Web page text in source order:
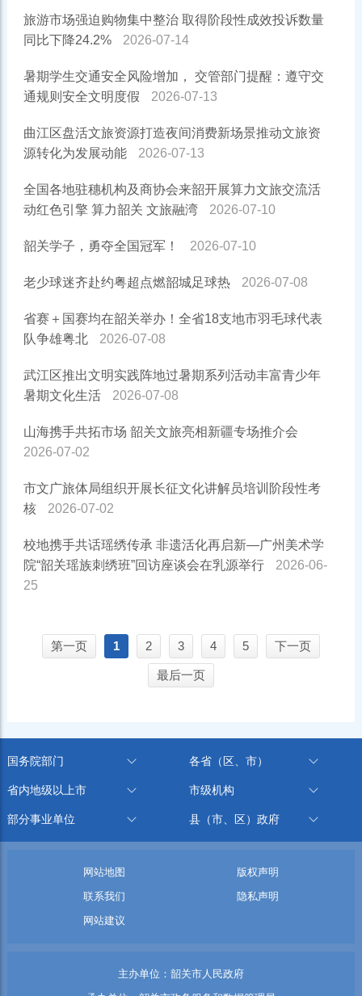
旅游市场强迫购物集中整治 取得阶段性成效投诉数量
同比下降24.2%
2026-07-14
暑期学生交通安全风险增加， 交管部门提醒：遵守交
通规则安全文明度假
2026-07-13
曲江区盘活文旅资源打造夜间消费新场景推动文旅资
源转化为发展动能
2026-07-13
全国各地驻穗机构及商协会来韶开展算力文旅交流活
动红色引擎 算力韶关 文旅融湾
2026-07-10
韶关学子，勇夺全国冠军！ 2026-07-10
老少球迷齐赴约粤超点燃韶城足球热 2026-07-08
省赛＋国赛均在韶关举办！全省18支地市羽毛球代表
队争雄粤北
2026-07-08
武江区推出文明实践阵地过暑期系列活动丰富青少年
暑期文化生活
2026-07-08
山海携手共拓市场 韶关文旅亮相新疆专场推介会
2026-07-02
市文广旅体局组织开展长征文化讲解员培训阶段性考
核
2026-07-02
校地携手共话瑶绣传承 非遗活化再启新—广州美术学
院“韶关瑶族刺绣班”回访座谈会在乳源举行
2026-06-
25
第一页 1 2 3 4 5 下一页
最后一页
国务院部门 各省（区、市）
省内地级以上市 市级机构
部分事业单位 县（市、区）政府
网站地图
版权声明
联系我们
隐私声明
网站建议
主办单位：韶关市人民政府